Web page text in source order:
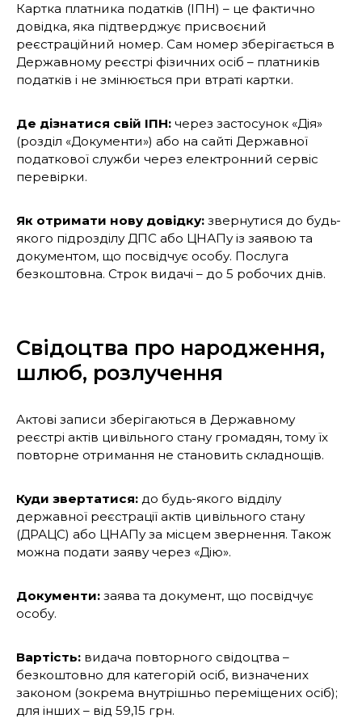
Картка платника податків (ІПН) – це фактично
довідка, яка підтверджує присвоєний
реєстраційний номер. Сам номер зберігається в
Державному реєстрі фізичних осіб – платників
податків і не змінюється при втраті картки.
Де дізнатися свій ІПН: через застосунок «Дія»
(розділ «Документи») або на сайті Державної
податкової служби через електронний сервіс
перевірки.
Як отримати нову довідку: звернутися до будь-
якого підрозділу ДПС або ЦНАПу із заявою та
документом, що посвідчує особу. Послуга
безкоштовна. Строк видачі – до 5 робочих днів.
Свідоцтва про народження,
шлюб, розлучення
Актові записи зберігаються в Державному
реєстрі актів цивільного стану громадян, тому їх
повторне отримання не становить складнощів.
Куди звертатися: до будь-якого відділу
державної реєстрації актів цивільного стану
(ДРАЦС) або ЦНАПу за місцем звернення. Також
можна подати заяву через «Дію».
Документи: заява та документ, що посвідчує
особу.
Вартість: видача повторного свідоцтва –
безкоштовно для категорій осіб, визначених
законом (зокрема внутрішньо переміщених осіб);
для інших – від 59,15 грн.